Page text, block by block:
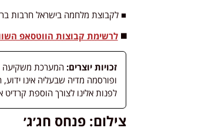
■ לקבוצת מלחמה בישראל חרבות
◼️לרשימת קבוצות הווטסאפ
זכויות יוצרים: המערכת משקיעה
לפנות אלינו לצורך הוספת קרדיט
צילום: פנחס חג׳ג׳